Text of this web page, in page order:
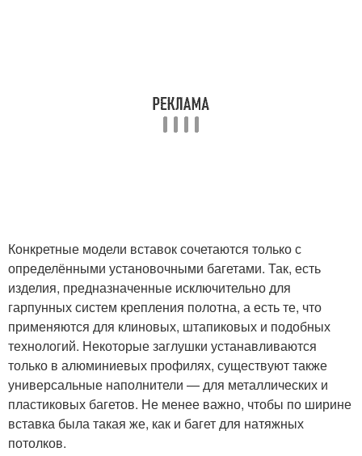
Конкретные модели вставок сочетаются только с
определёнными установочными багетами. Так, есть
изделия, предназначенные исключительно для
гарпунных систем крепления полотна, а есть те, что
применяются для клиновых, штапиковых и подобных
технологий. Некоторые заглушки устанавливаются
только в алюминиевых профилях, существуют также
универсальные наполнители — для металлических и
пластиковых багетов. Не менее важно, чтобы по ширине
вставка была такая же, как и багет для натяжных
потолков.